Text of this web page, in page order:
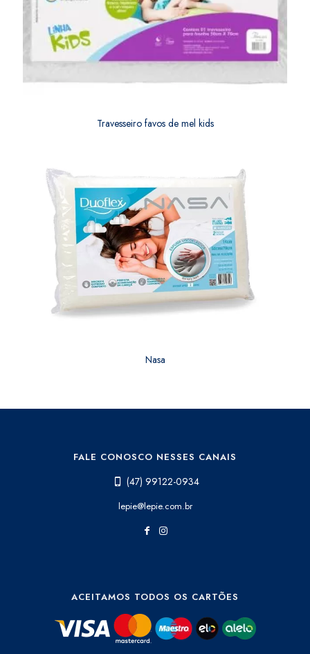
Travesseiro favos de mel kids
Nasa
FALE CONOSCO NESSES CANAIS
(47) 99122-0934
lepie@lepie.com.br
ACEITAMOS TODOS OS CARTÕES